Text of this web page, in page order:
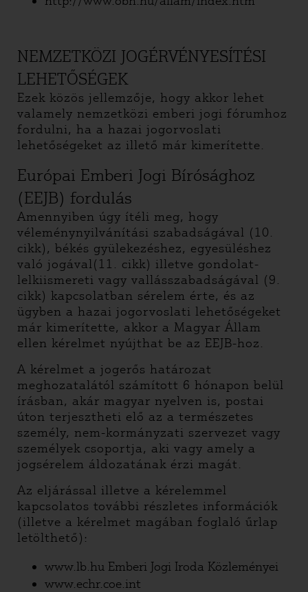
NEMZETKÖZI JOGÉRVÉNYESÍTÉSI
LEHETŐSÉGEK
Ezek közös jellemzője, hogy akkor lehet
valamely nemzetközi emberi jogi fórumhoz
fordulni, ha a hazai jogorvoslati
lehetőségeket az illető már kimerítette.
Európai Emberi Jogi Bírósághoz
(EEJB) fordulás
Amennyiben úgy ítéli meg, hogy
véleménynyilvánítási szabadságával (10.
cikk), békés gyülekezéshez, egyesüléshez
való jogával(11. cikk) illetve gondolat-
lelkiismereti vagy vallásszabadságával (9.
cikk) kapcsolatban sérelem érte, és az
ügyben a hazai jogorvoslati lehetőségeket
már kimerítette, akkor a Magyar Állam
ellen kérelmet nyújthat be az EEJB-hoz.
A kérelmet a jogerős határozat
meghozatalától számított 6 hónapon belül
írásban, akár magyar nyelven is, postai
úton terjesztheti elő az a természetes
személy, nem-kormányzati szervezet vagy
személyek csoportja, aki vagy amely a
jogsérelem áldozatának érzi magát.
Az eljárással illetve a kérelemmel
kapcsolatos további részletes információk
(illetve a kérelmet magában foglaló űrlap
letölthető):
www.lb.hu Emberi Jogi Iroda Közleményei
www.echr.coe.int